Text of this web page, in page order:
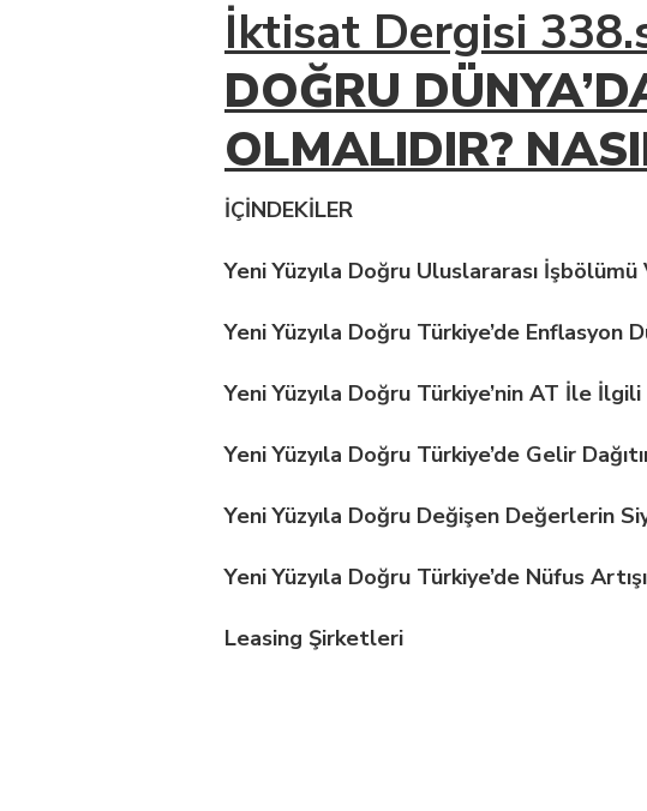
İktisat Dergisi
DOĞRU
OLMALIDIR?
İÇİNDEKİLER
Yeni Yüzyıla Doğru Uluslararası İşbölümü
Yeni Yüzyıla Doğru Türkiye’de Enflasyon
Yeni Yüzyıla Doğru Türkiye’nin AT İle
Yeni Yüzyıla Doğru Türkiye’de Gelir
Yeni Yüzyıla Doğru Değişen Değerlerin
Yeni Yüzyıla Doğru Türkiye’de Nüfus
Leasing Şirketleri